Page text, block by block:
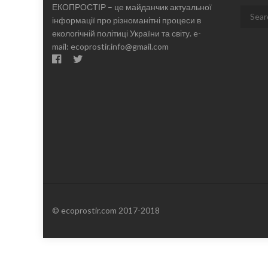
ЕКОПРОСТІР – це майданчик актуальної
інформації про різноманітні процеси в
екологічній політиці України та світу. e-
mail: ecoprostir.info@gmail.com
© ecoprostir.com 2017-2018